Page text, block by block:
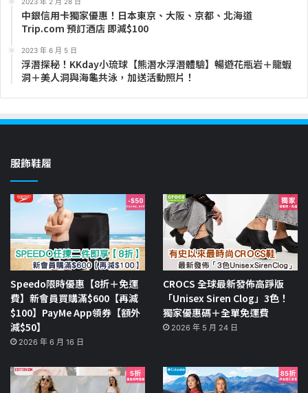
中銀信用卡獨家優惠！日本東京、大阪、京都、北海道
Trip.com 預訂酒店 即減$100
2023 年 6 月 5 日
浮潛探秘！KKday小琉球【熊潛水浮潛體驗】暢遊花瓶岩＋龍蝦
洞＋美人洞與海龜共泳，加送活動照片！
服飾鞋履
Speedo限時優惠【8折＋免運
費】新會員買購滿$600【再減
$100】PayMe App領券【額外
減$50】
2026 年 6 月 16 日
CROCS 全球最新發佈高踭版
「Unisex Siren Clog」3色！
獨家優惠碼＋全單免運費
2026 年 5 月 24 日